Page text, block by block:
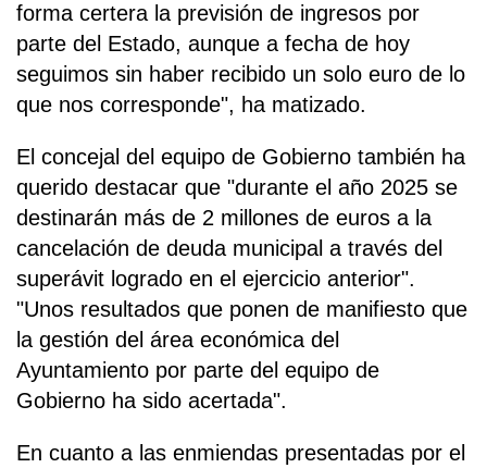
forma certera la previsión de ingresos por
parte del Estado, aunque a fecha de hoy
seguimos sin haber recibido un solo euro de lo
que nos corresponde", ha matizado.
El concejal del equipo de Gobierno también ha
querido destacar que "durante el año 2025 se
destinarán más de 2 millones de euros a la
cancelación de deuda municipal a través del
superávit logrado en el ejercicio anterior".
"Unos resultados que ponen de manifiesto que
la gestión del área económica del
Ayuntamiento por parte del equipo de
Gobierno ha sido acertada".
En cuanto a las enmiendas presentadas por el